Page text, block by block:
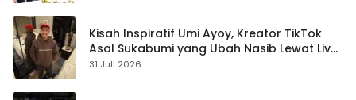
Kisah Inspiratif Umi Ayoy, Kreator TikTok
Asal Sukabumi yang Ubah Nasib Lewat Live
Streaming
31 Juli 2026